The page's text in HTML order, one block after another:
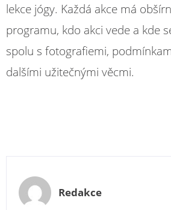
lekce jógy. Každá akce má
programu, kdo akci vede a kde
spolu s fotografiemi,
dalšími užitečnými věcmi.
Redakce